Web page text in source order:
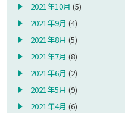
2021年10月 (5)
2021年9月 (4)
2021年8月 (5)
2021年7月 (8)
2021年6月 (2)
2021年5月 (9)
2021年4月 (6)